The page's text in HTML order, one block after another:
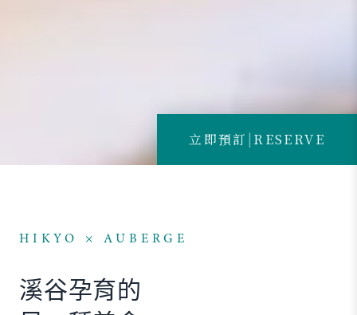
立即預訂 | RESERVE
HIKYO × AUBERGE
溪谷孕育的